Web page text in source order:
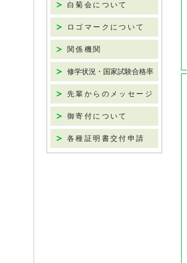
白菊会について
ロゴマークについて
関係機関
修学状況・国家試験合格率
先輩からのメッセージ
御寄付について
各種証明書交付申請